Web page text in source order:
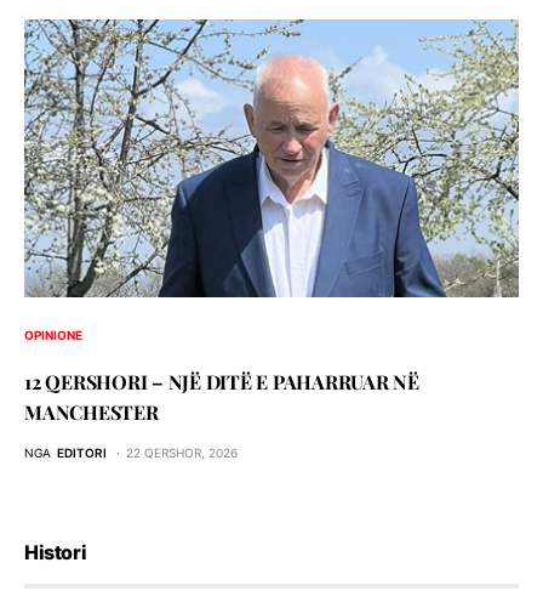
OPINIONE
12 QERSHORI – NJË DITË E PAHARRUAR NË
MANCHESTER
NGA EDITORI 22 QERSHOR, 2026
Histori